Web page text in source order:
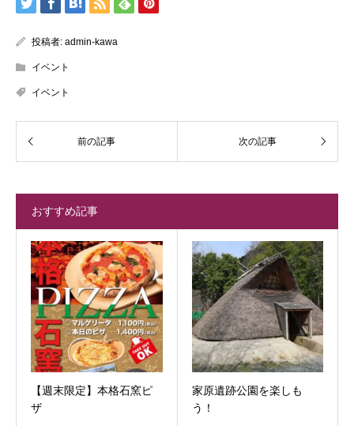
投稿者: admin-kawa
イベント
イベント
おすすめ記事
【週末限定】本格石窯ピ
ザ
家原遺跡公園を楽しも
う！